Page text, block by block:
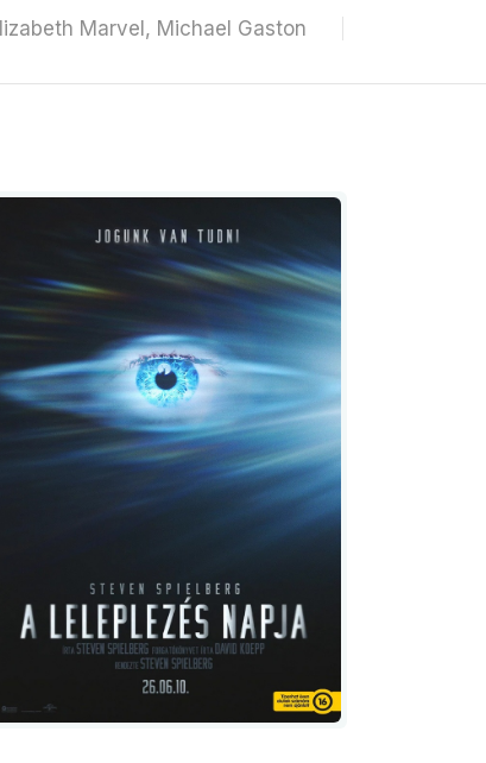
Marvel, Michael Gaston